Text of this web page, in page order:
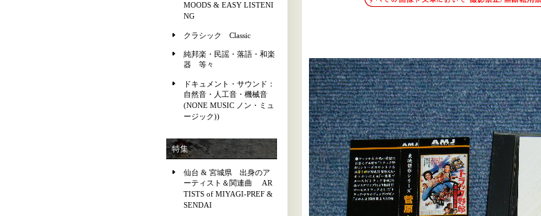
MOODS & EASY LISTENI
NG
クラシック Classic
純邦楽・民謡・落語・和楽
器 等々
ドキュメント・サウンド：
自然音・人工音・機械音
(NONE MUSIC ノン・ミュ
ージック))
特集
仙台 & 宮城県 出身のア
ーティスト＆関連曲 AR
TISTS of MIYAGI-PREF &
SENDAI